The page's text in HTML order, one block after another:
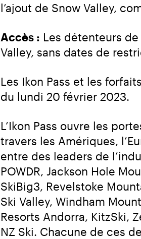
l’ajout de Snow Valley,
Accès : Les détenteurs de
Valley, sans dates de
Les Ikon Pass et les
du lundi 20 février 2023.
L’Ikon Pass ouvre les
travers les Amériques,
entre des leaders de
POWDR, Jackson Hole
SkiBig3, Revelstoke
Ski Valley, Windham
Resorts Andorra, KitzSki,
NZ Ski. Chacune de ces